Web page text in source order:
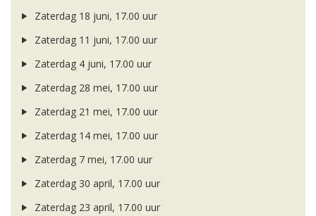
Zaterdag 18 juni, 17.00 uur
Zaterdag 11 juni, 17.00 uur
Zaterdag 4 juni, 17.00 uur
Zaterdag 28 mei, 17.00 uur
Zaterdag 21 mei, 17.00 uur
Zaterdag 14 mei, 17.00 uur
Zaterdag 7 mei, 17.00 uur
Zaterdag 30 april, 17.00 uur
Zaterdag 23 april, 17.00 uur